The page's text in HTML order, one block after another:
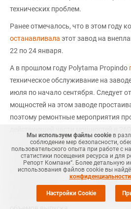
технических проблем.
Ранее отмечалось, что в этом году
останавливала этот завод на
22 по 24 января.
А в прошлом году Polytama Propindo
техническое обслуживание на
июля по начало сентября. Следует
мощностей на этом заводе
поэтому ремонтные мероприятия
СогласноСканПластукомпании
объем производства ПП в России
прошлого года на 2,2% в сравнении
показателем 2017 года и составил 1
время лишь два производителя из
Мы используем файлы cookie в
соблюдение мер безопасности,
пользовательского опыта при работе с
статистики посещения ресурса и для
Репорт Компани”. Более детальную
использования файлов cookie вы
конфиденциальности
Настройки Cookie